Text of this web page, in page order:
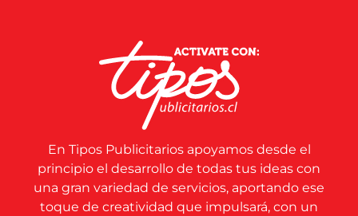
En Tipos Publicitarios apoyamos desde el
principio el desarrollo de todas tus ideas con
una gran variedad de servicios, aportando ese
toque de creatividad que impulsará, con un